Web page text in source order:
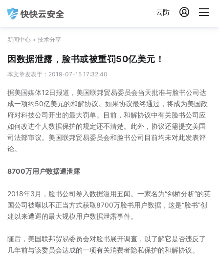
云防 
新闻中心 > 技术分享
因数据泄露，脸书或被重罚50亿美元！
本文章发表于：2019-07-15 17:32:40
据美国媒体12日报道，美国联邦贸易委员会当天批准与脸书公司达
成一项约50亿美元的和解协议。如果协议最终通过，将成为美国政
府对科技公司开出的最大罚单。目前，和解协议中有关脸书公司应
如何改进个人数据保护的规定还不清楚。此外，协议还需提交美国
司法部审议。美国联邦贸易委员会和脸书公司目前均未对此发表评
论。
8700万用户数据遭泄露
2018年3月，脸书公司卷入数据滥用丑闻。一家名为“剑桥分析”的英
国公司被曝以不正当方式获取8700万脸书用户数据，这是“脸书”创
建以来遭遇的最大规模用户数据泄露事件。
随后，美国联邦贸易委员会对脸书展开调查，以了解它是否违反了
几年前与该委员会达成的一项有关消费者隐私保护的和解协议。